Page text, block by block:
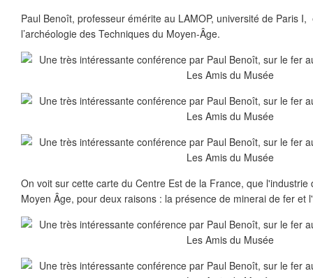
Paul Benoît, professeur émérite au LAMOP, université de Paris I,
l’archéologie des Techniques du Moyen-Âge.
On voit sur cette carte du Centre Est de la France, que
Moyen Âge, pour deux raisons : la présence de minerai de fer et